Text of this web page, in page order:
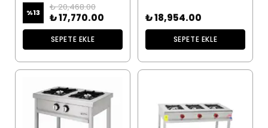
%13
₺ 20,468.00
₺ 17,770.00
SEPETE EKLE
₺ 18,954.00
SEPETE EKLE